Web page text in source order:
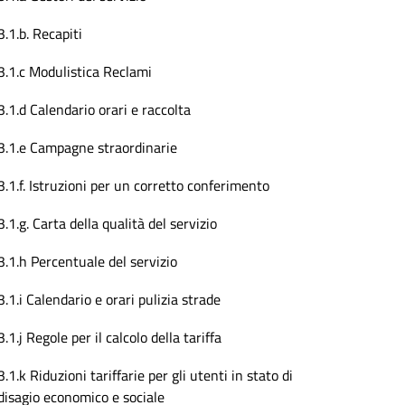
Recapiti
Modulistica Reclami
Calendario orari e raccolta
Campagne straordinarie
Istruzioni per un corretto conferimento
Carta della qualità del servizio
Percentuale del servizio
Calendario e orari pulizia strade
Regole per il calcolo della tariffa
Riduzioni tariffarie per gli utenti in stato di
economico e sociale